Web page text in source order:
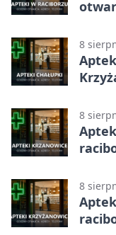
8
8
8